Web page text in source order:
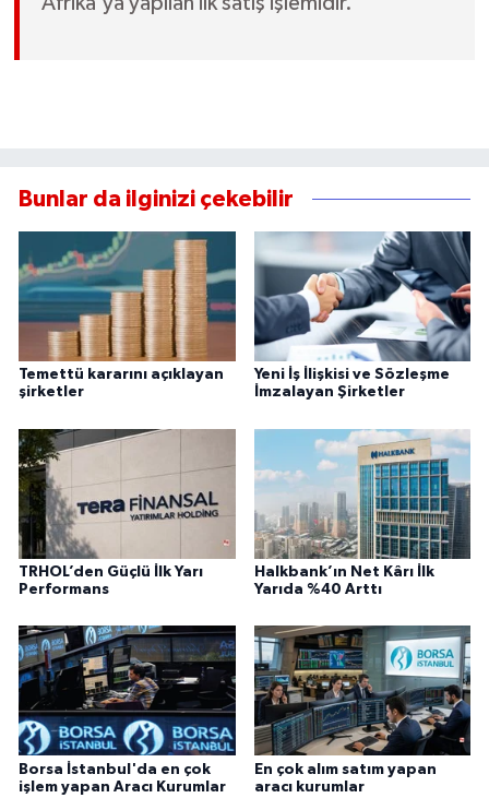
Bunlar da ilginizi çekebilir
Temettü kararını açıklayan
şirketler
Yeni İş İlişkisi ve Sözleşme
İmzalayan Şirketler
TRHOL’den Güçlü İlk Yarı
Performans
Halkbank’ın Net Kârı İlk
Yarıda %40 Arttı
Borsa İstanbul'da en çok
işlem yapan Aracı Kurumlar
En çok alım satım yapan
aracı kurumlar